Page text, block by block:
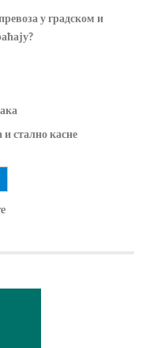
у градском и
стално касне